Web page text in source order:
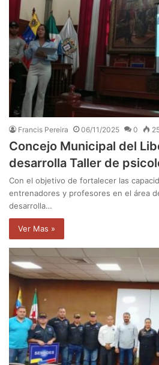
Francis Pereira 06/11/2025 0
Concejo Municipal del
desarrolla Taller de
Con el objetivo de fortalecer las
entrenadores y profesores en el área
desarrolla…
Ver Mas »